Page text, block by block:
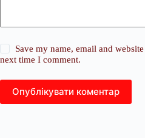
Save my name, email and
next time I comment.
Опублікувати коментар